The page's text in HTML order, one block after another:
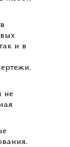
и в
не